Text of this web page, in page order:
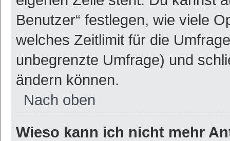
Benutzer“ festlegen, wie viele
welches Zeitlimit für die
unbegrenzte Umfrage) und
ändern können.
Nach oben
Wieso kann ich nicht mehr